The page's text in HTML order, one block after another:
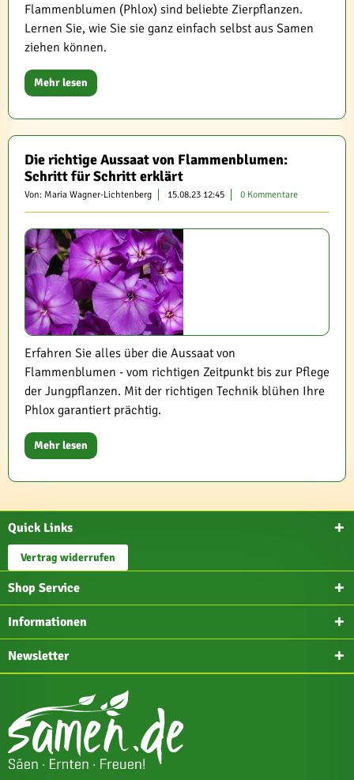
Flammenblumen (Phlox) sind beliebte Zierpflanzen.
Lernen Sie, wie Sie sie ganz einfach selbst aus Samen
ziehen können.
Mehr lesen
Die richtige Aussaat von Flammenblumen:
Schritt für Schritt erklärt
Von: Maria Wagner-Lichtenberg 15.08.23 12:45 0 Kommentare
Erfahren Sie alles über die Aussaat von
Flammenblumen - vom richtigen Zeitpunkt bis zur Pflege
der Jungpflanzen. Mit der richtigen Technik blühen Ihre
Phlox garantiert prächtig.
Mehr lesen
Quick Links
Vertrag widerrufen
Shop Service
Informationen
Newsletter